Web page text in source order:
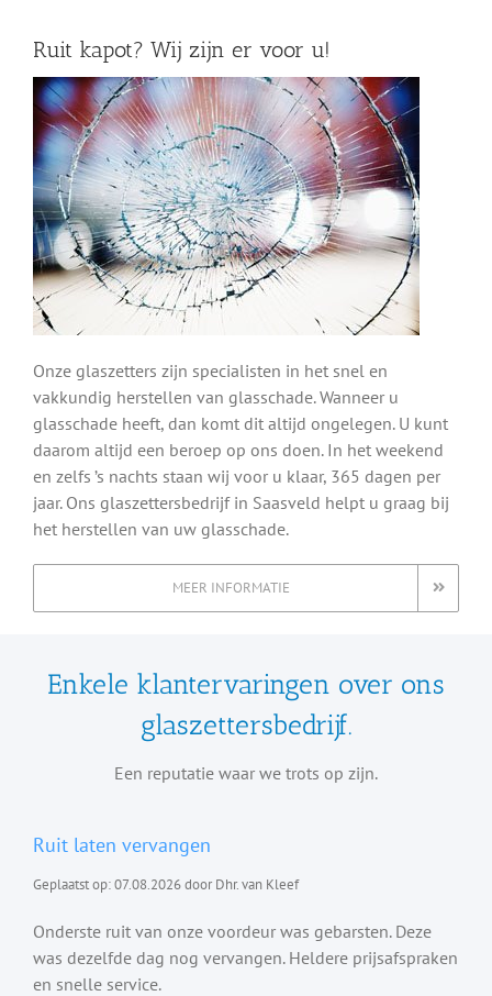
Ruit kapot? Wij zijn er voor u!
Onze glaszetters zijn specialisten in het snel en
vakkundig herstellen van glasschade. Wanneer u
glasschade heeft, dan komt dit altijd ongelegen. U kunt
daarom altijd een beroep op ons doen. In het weekend
en zelfs ’s nachts staan wij voor u klaar, 365 dagen per
jaar. Ons glaszettersbedrijf in Saasveld helpt u graag bij
het herstellen van uw glasschade.
MEER INFORMATIE
Enkele klantervaringen over ons
glaszettersbedrijf.
Een reputatie waar we trots op zijn.
Ruit laten vervangen
Geplaatst op: 07.08.2026 door Dhr. van Kleef
Onderste ruit van onze voordeur was gebarsten. Deze
was dezelfde dag nog vervangen. Heldere prijsafspraken
en snelle service.